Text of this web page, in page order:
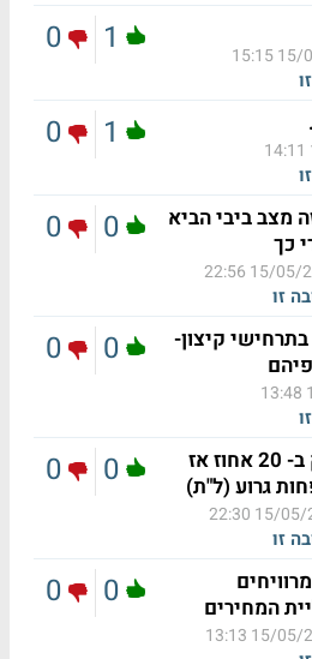
15/
1
0
1
0
מצב ביבי הביא
כך
15/05/2011
זו
0
0
קיצון-
0
0
ואם ירדו רק ב- 20 אחוז אז
גרוע (ל"ת)
15/05/
זו
0
0
המחירים
15/05/
0
0